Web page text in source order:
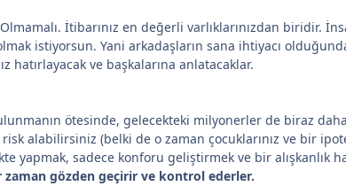
Olmamalı. İtibarınız en değerli varlıklarınızdan biridir.
istiyorsun. Yani arkadaşların sana ihtiyacı
hatırlayacak ve başkalarına anlatacaklar.
ötesinde, gelecekteki milyonerler de biraz
alabilirsiniz (belki de o zaman çocuklarınız ve bir
yapmak, sadece konforu geliştirmek ve bir alışkanlık
zaman gözden geçirir ve kontrol ederler.